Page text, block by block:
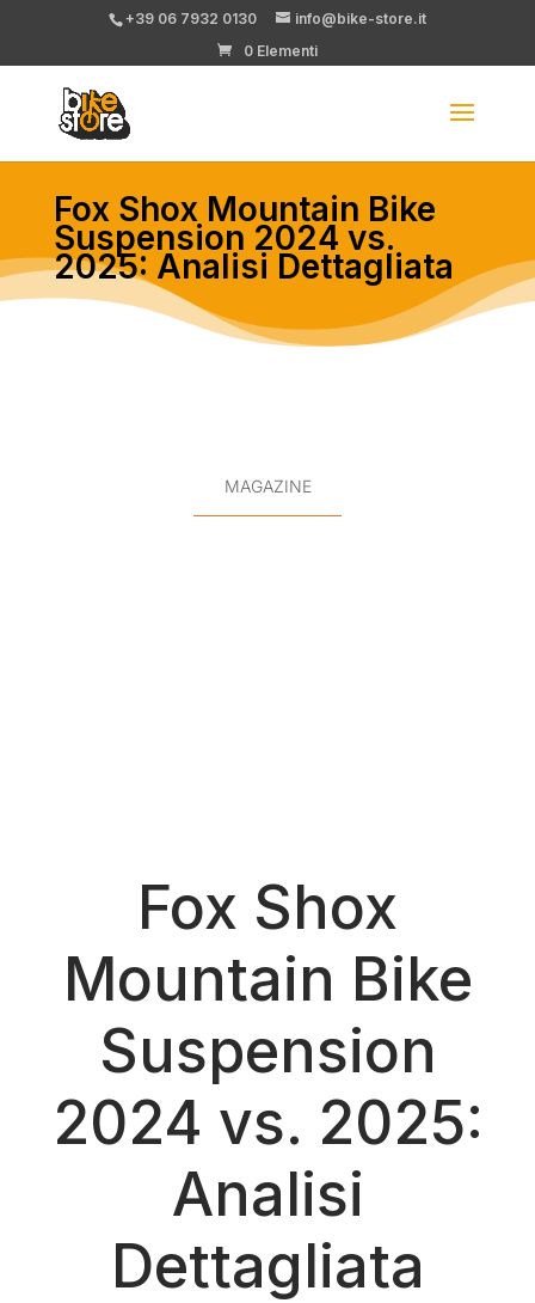
+39 06 7932 0130
info@bike-store.it
0 Elementi
Fox Shox Mountain Bike
Suspension 2024 vs.
2025: Analisi Dettagliata
MAGAZINE
Fox Shox
Mountain Bike
Suspension
2024 vs. 2025:
Analisi
Dettagliata